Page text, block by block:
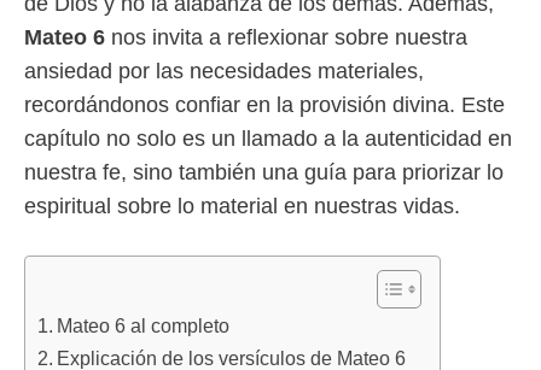
Mateo 6 nos invita a reflexionar sobre nuestra
ansiedad por las necesidades materiales,
recordándonos confiar en la provisión divina. Este
capítulo no solo es un llamado a la autenticidad en
nuestra fe, sino también una guía para priorizar lo
espiritual sobre lo material en nuestras vidas.
Mateo 6 al completo
Explicación de los versículos de Mateo 6